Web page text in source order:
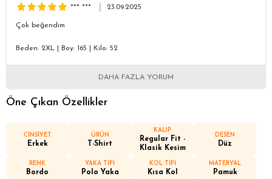
*** *** 23.09.2025
Çok beğendim
Beden: 2XL Boy: 165 Kilo: 52
DAHA FAZLA YORUM
Öne Çıkan Özellikler
CİNSİYET
Erkek
ÜRÜN
T-Shirt
KALIP
Regular Fit -
Klasik Kesim
DESEN
Düz
RENK
Bordo
YAKA TİPİ
Polo Yaka
KOL TİPİ
Kısa Kol
MATERYAL
Pamuk